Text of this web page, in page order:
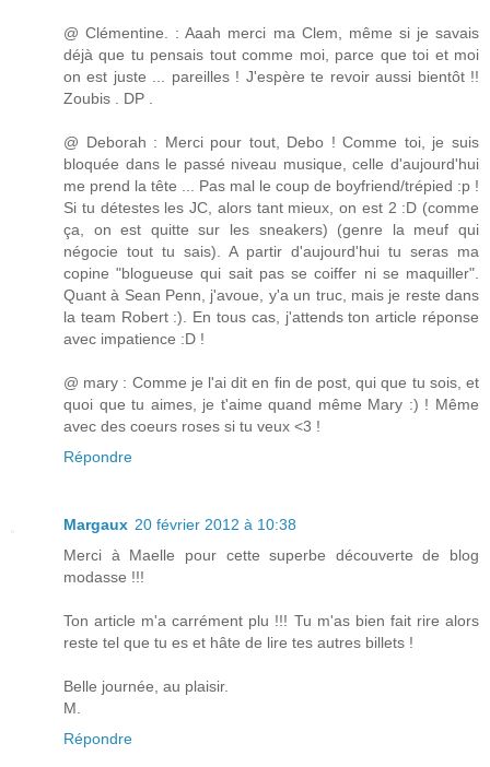
@ Clémentine. : Aaah merci ma Clem, même si je savais
déjà que tu pensais tout comme moi, parce que toi et moi
on est juste ... pareilles ! J'espère te revoir aussi bientôt !!
Zoubis . DP .
@ Deborah : Merci pour tout, Debo ! Comme toi, je suis
bloquée dans le passé niveau musique, celle d'aujourd'hui
me prend la tête ... Pas mal le coup de boyfriend/trépied :p !
Si tu détestes les JC, alors tant mieux, on est 2 :D (comme
ça, on est quitte sur les sneakers) (genre la meuf qui
négocie tout tu sais). A partir d'aujourd'hui tu seras ma
copine "blogueuse qui sait pas se coiffer ni se maquiller".
Quant à Sean Penn, j'avoue, y'a un truc, mais je reste dans
la team Robert :). En tous cas, j'attends ton article réponse
avec impatience :D !
@ mary : Comme je l'ai dit en fin de post, qui que tu sois, et
quoi que tu aimes, je t'aime quand même Mary :) ! Même
avec des coeurs roses si tu veux <3 !
Répondre
Margaux 20 février 2012 à 10:38
Merci à Maelle pour cette superbe découverte de blog
modasse !!!
Ton article m'a carrément plu !!! Tu m'as bien fait rire alors
reste tel que tu es et hâte de lire tes autres billets !
Belle journée, au plaisir.
M.
Répondre